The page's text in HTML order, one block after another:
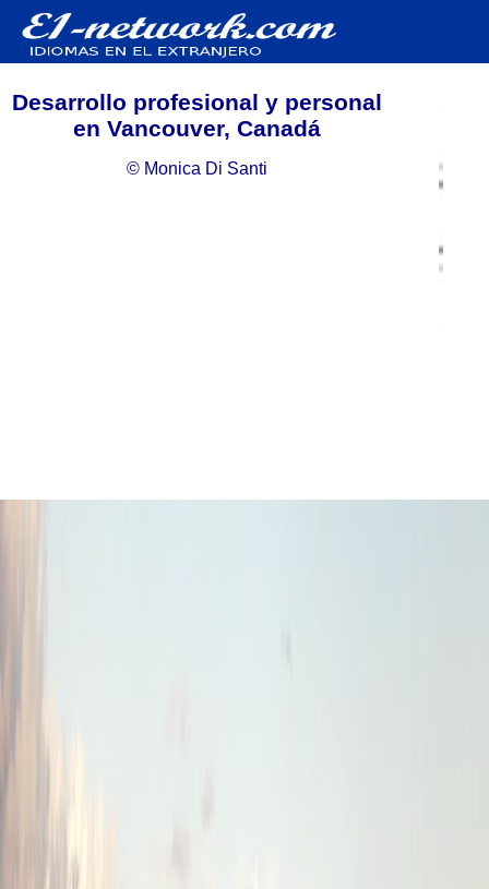
Desarrollo profesional y personal
en Vancouver, Canadá
© Monica Di Santi